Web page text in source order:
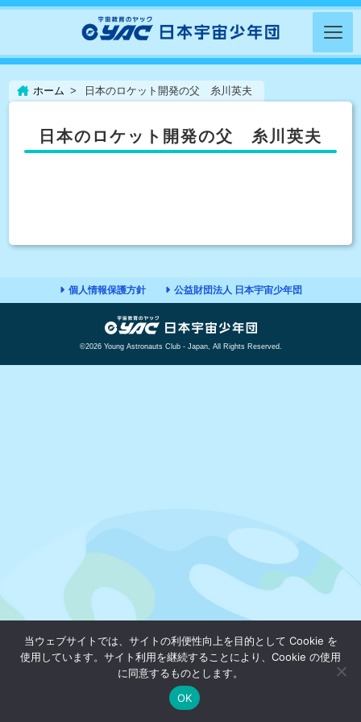
ホーム 日本のロケット開発の父 糸川英夫
日本のロケット開発の父 糸川英夫
個人情報保護方針 公益財団法人 日本宇宙少年団
©2026 Young Astronauts Club - Japan, All Rights Reserved.
当ウェブサイトでは、サイトの利便性向上を目的として Cookie を
使用しています。サイト利用を継続することにより、Cookie の使用
に同意するものとします。
OK